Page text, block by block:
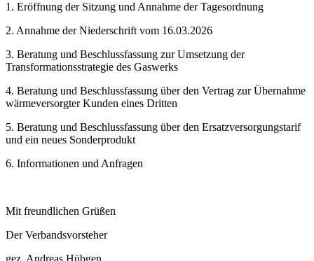
1. Eröffnung der Sitzung und Annahme der Tagesordnung
2. Annahme der Niederschrift vom 16.03.2026
3. Beratung und Beschlussfassung zur Umsetzung der
Transformationsstrategie des Gaswerks
4. Beratung und Beschlussfassung über den Vertrag zur Übernahme
wärmeversorgter Kunden eines Dritten
5. Beratung und Beschlussfassung über den Ersatzversorgungstarif
und ein neues Sonderprodukt
6. Informationen und Anfragen
Mit freundlichen Grüßen
Der Verbandsvorsteher
gez. Andreas Hübgen